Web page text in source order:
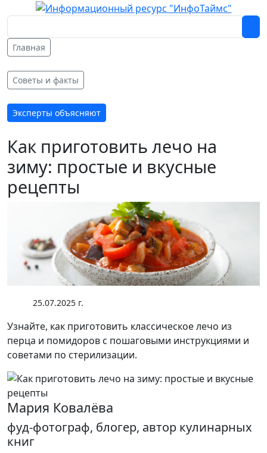
Главная
Советы и факты
Эксперты объясняют
​​​​​​Как приготовить лечо на
зиму: простые и вкусные
рецепты
25.07.2025 г.
Узнайте, как приготовить классическое лечо из
перца и помидоров с пошаговыми инструкциями и
советами по стерилизации.
Мария Ковалёва
фуд-фотограф, блогер, автор кулинарных
книг